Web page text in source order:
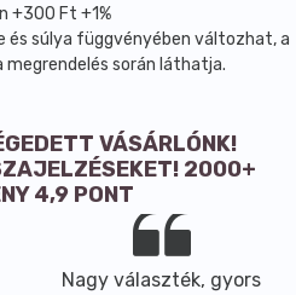
+300 Ft +1%
és súlya függvényében változhat, a
során láthatja.
VÁSÁRLÓNK!
2000+
4,9 PONT
Nagy választék, gyors